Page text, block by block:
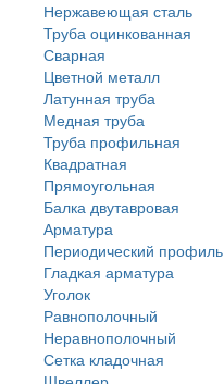
Нержавеющая сталь
Труба оцинкованная
Сварная
Цветной металл
Латунная труба
Медная труба
Труба профильная
Квадратная
Прямоугольная
Балка двутавровая
Арматура
Периодический профиль
Гладкая арматура
Уголок
Равнополочный
Неравнополочный
Сетка кладочная